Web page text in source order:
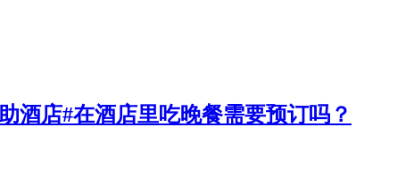
酒店#在酒店里吃晚餐需要预订吗？